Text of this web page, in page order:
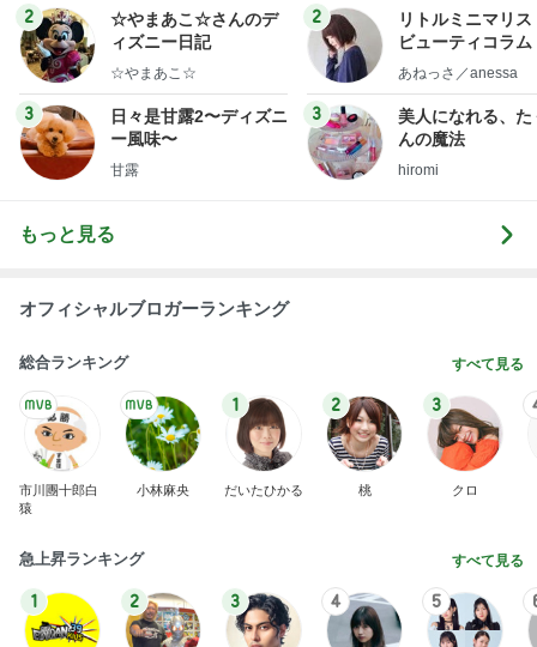
ログ
2
☆やまあこ☆さんのデ
ィズニー日記
☆やまあこ☆
3
日々是甘露2〜ディズニ
ー風味〜
甘露
2
リトルミニマリス
ビューティコラ
little
uty colum
あねっさ／anessa
3
美人になれる、た
んの魔法
hiromi
もっと見る
オフィシャルブロガーランキング
総合ランキング すべて見る
市川團十郎白
猿
小林麻央
1
だいたひかる
2
桃
3
クロ
急上昇ランキング すべて見る
1 2 3 4 5